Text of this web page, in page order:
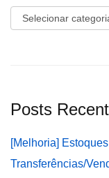
Categorias
Posts
[Melhoria]
Transferências/